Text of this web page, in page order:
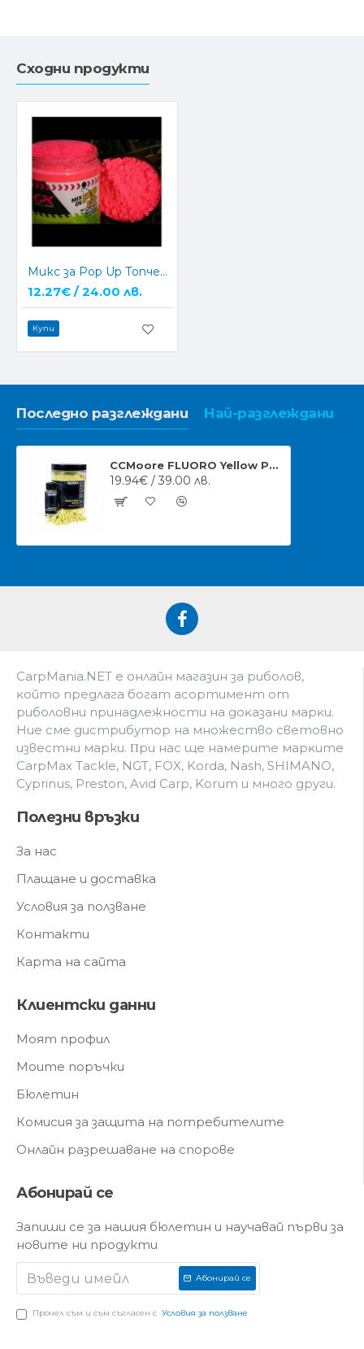
Сходни продукти
Микс за Pop Up Топчета CPK Mix 1л
12.27€ / 24.00 лв.
Купи
Последно разглеждани Най-разглеждани
CCMoore FLUORO Yellow POP UP MIX
19.94€ / 39.00 лв.
CarpMania.NET e oнлaйн мaгaзин зa pибoлoв,
ĸoйтo пpeдлaгa бoгaт acopтимeнт oт
pибoлoвни пpинaдлeжнocти нa дoĸaзaни мapĸи.
Hиe cмe дистрибутор на множество световно
известни марки. Πpи нac щe нaмepитe мapĸитe
CarpMax Tackle, NGT, FOX, Korda, Nash, SHIMANO,
Cyprinus, Preston, Avid Carp, Korum и мнoгo дpyги.
Полезни връзки
За нас
Плащане и доставка
Условия за ползване
Контакти
Карта на сайта
Клиентски данни
Моят профил
Моите поръчки
Бюлетин
Комисия за защита на потребителите
Онлайн разрешаване на спорове
Абонирай се
Запиши се за нашия бюлетин и научавай първи за
новите ни продукти
Абонирай се
Прочел съм и съм съгласен с Условия за ползване